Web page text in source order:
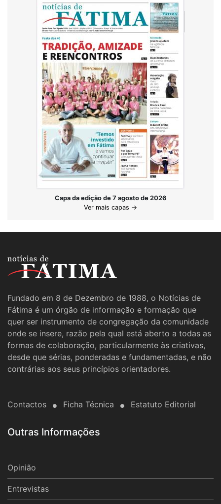
Capa da edição de 7 agosto de 2026
Ver mais capas →
Fundado em 8 de Dezembro de 1988, o Notícias de
Fátima é um órgão de informação e formação que
quer ser instrumento de congregação da comunidade
onde se insere, razão pela qual está aberto a todas as
formas de colaboração, particularmente às criativas,
desde que sérias, ponderadas e fundamentadas, e não
contrárias aos seus princípios orientadores.
Contactos Ficha Técnica Estatuto Editorial
Outras Informações
Opinião
Entrevistas